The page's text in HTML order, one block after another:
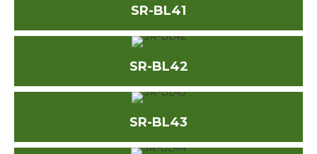
SR-BL41
SR-BL42
SR-BL43